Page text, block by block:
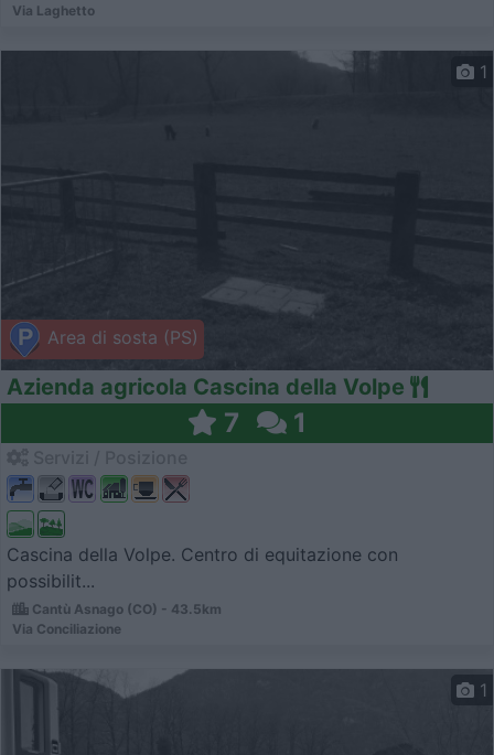
Via Laghetto
Area di sosta (PS)
1
Azienda agricola Cascina della Volpe
7 1
Cascina della Volpe. Centro di equitazione con
possibilit...
Cantù Asnago (CO) - 43.5km
Via Conciliazione
1